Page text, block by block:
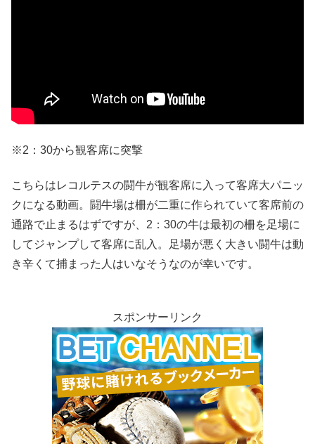
※2：30から観客席に突撃
こちらはレコルテスの闘牛が観客席に入って客席大パニッ
クになる動画。闘牛場は柵が二重に作られていて客席前の
通路で止まるはずですが、2：30の牛は最初の柵を足場に
してジャンプして客席に乱入。足場が悪く大きい闘牛は動
き辛くて捕まった人はいなそうなのが幸いです。
スポンサーリンク